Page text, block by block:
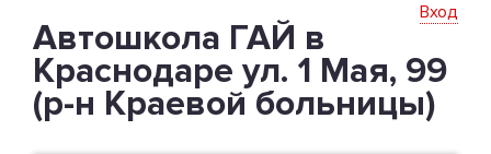
Вход
Автошкола ГАЙ в
Краснодаре ул. 1 Мая, 99
(р-н Краевой больницы)